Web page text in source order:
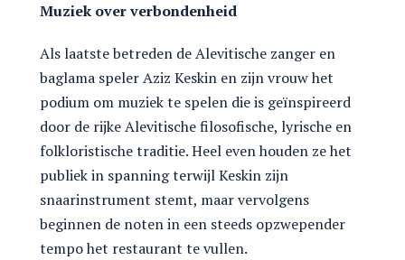
Muziek over verbondenheid
Als laatste betreden de Alevitische zanger en
baglama speler Aziz Keskin en zijn vrouw het
podium om muziek te spelen die is geïnspireerd
door de rijke Alevitische filosofische, lyrische en
folkloristische traditie. Heel even houden ze het
publiek in spanning terwijl Keskin zijn
snaarinstrument stemt, maar vervolgens
beginnen de noten in een steeds opzwepender
tempo het restaurant te vullen.